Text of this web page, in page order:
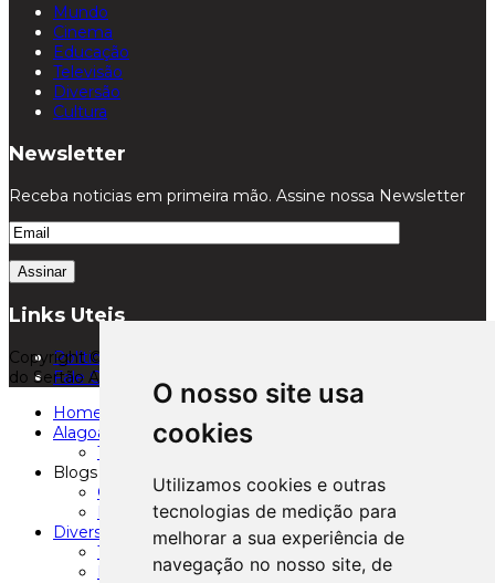
O nosso site usa
cookies
Utilizamos cookies e outras
tecnologias de medição para
melhorar a sua experiência de
navegação no nosso site, de
Mundo
Cinema
Educação
Televisão
Diversão
Cultura
Newsletter
Receba noticias em primeira mão. Assine nossa Newsletter
Links Uteis
Política de Privacidade
Fale Conosco
Copyright © 2026. Santana Oxente:: Maior Portal de Notícias
do Sertão Alagoano. Todos os direitos reservados.
Home
Alagoas
Todas Notícias
Blogs
Clerisvaldo
Fábio Soares
Diversão
Televisao
Papo Reto